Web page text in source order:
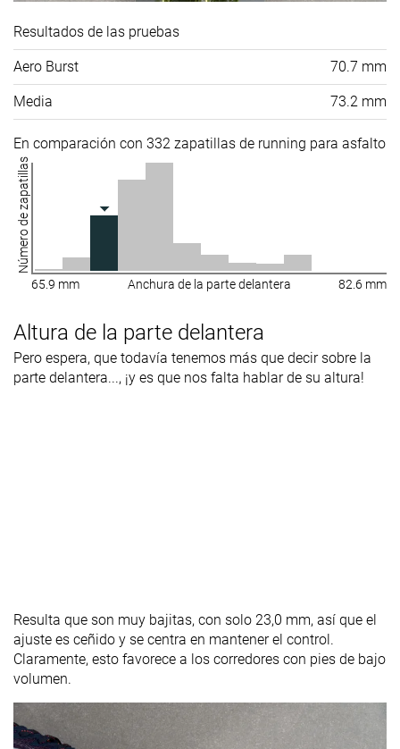
Resultados de las pruebas
Aero Burst 70.7 mm
Media 73.2 mm
En comparación con 332 zapatillas de running para asfalto
Número de zapatillas
65.9 mm Anchura de la parte delantera 82.6 mm
Altura de la parte delantera
Pero espera, que todavía tenemos más que decir sobre la
parte delantera..., ¡y es que nos falta hablar de su altura!
Resulta que son muy bajitas, con solo 23,0 mm, así que el
ajuste es ceñido y se centra en mantener el control.
Claramente, esto favorece a los corredores con pies de bajo
volumen.